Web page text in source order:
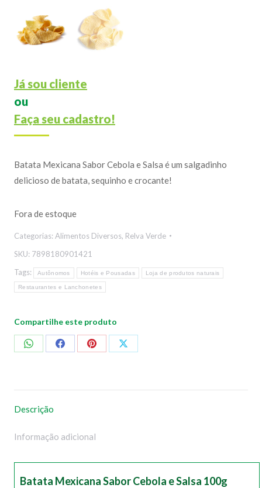
Já sou cliente
ou
Faça seu cadastro!
Batata Mexicana Sabor Cebola e Salsa é um salgadinho
delicioso de batata, sequinho e crocante!
Fora de estoque
Categorias: Alimentos Diversos, Relva Verde
SKU: 7898180901421
Tags:
Autônomos Hotéis e Pousadas Loja de produtos naturais
Restaurantes e Lanchonetes
Compartilhe este produto
CompartilharCompartilharCompartilharCompartilhar
Descrição
Informação adicional
Batata Mexicana Sabor Cebola e Salsa 100g